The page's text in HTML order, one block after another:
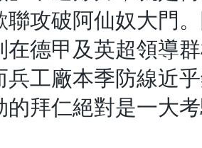
聯攻破阿仙奴大門
在德甲及英超領導
兵工廠本季防線近
的拜仁絕對是一大